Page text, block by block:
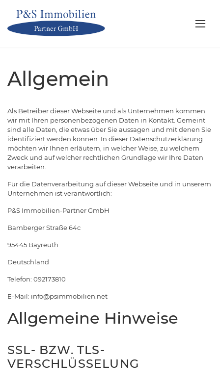
Allgemein
Als Betreiber dieser Webseite und als Unternehmen kommen
wir mit Ihren personenbezogenen Daten in Kontakt. Gemeint
sind alle Daten, die etwas über Sie aussagen und mit denen Sie
identifiziert werden können. In dieser Datenschutzerklärung
möchten wir Ihnen erläutern, in welcher Weise, zu welchem
Zweck und auf welcher rechtlichen Grundlage wir Ihre Daten
verarbeiten.
Für die Datenverarbeitung auf dieser Webseite und in unserem
Unternehmen ist verantwortlich:
P&S Immobilien-Partner GmbH
Bamberger Straße 64c
95445 Bayreuth
Deutschland
Telefon: 092173810
E-Mail: info@psimmobilien.net
Allgemeine Hinweise
SSL- BZW. TLS-
VERSCHLÜSSELUNG